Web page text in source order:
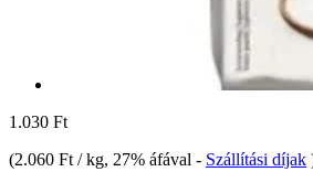
1.030 Ft
(2.060 Ft / kg, 27% áfával - Szállítási díjak